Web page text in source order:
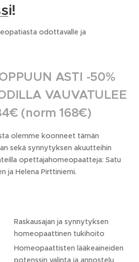
i!
odottavalle ja
ASTI -50%
VAUVATULEE
(norm 168€)
olemme koonneet tämän
sekä synnytyksen akuutteihin
opettajahomeopaatteja: Satu
ja Helena Pirttiniemi.
Raskausajan ja synnytyksen
homeopaattinen tukihoito
Homeopaattisten lääkeaineiden
potenssin valinta ja annostelu